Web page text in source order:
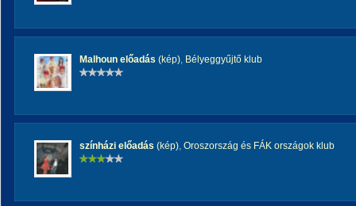
Malhoun előadás (kép), Bélyeggyűjtő klub
színházi előadás (kép), Oroszország és FÁK országok klub